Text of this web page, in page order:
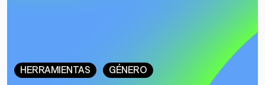
HERRAMIENTAS GÉNERO